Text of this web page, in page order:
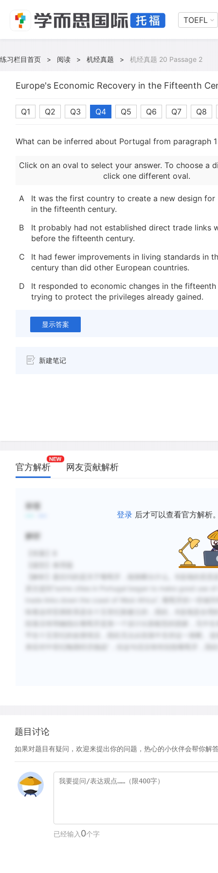
TOEFL
练习栏目首页 > 阅读 > 机经真题 > 机经真题 20 Passage 2
Europe's Economic Recovery in the Fifteenth
Q1 Q2 Q3 Q4 Q5 Q6 Q7 Q8
What can be inferred about Portugal from paragraph
Click on an oval to select your answer. To choose a
click one different oval.
A
It was the first country to create a new design for
in the fifteenth century.
B
It probably had not established direct trade links
before the fifteenth century.
C
It had fewer improvements in living standards in
century than did other European countries.
D
It responded to economic changes in the
trying to protect the privileges already gained.
显示答案
新建笔记
官方解析 网友贡献解析
登录 后才可以查看官方解析
标签
解析
段落没有明确指出葡萄牙是第一个设计出新船型的国家，无中
题目讨论
如果对题目有疑问，欢迎来提出你的问题，热心的小伙伴会帮你解
已经输入 0个字